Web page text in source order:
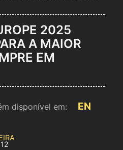
2025
A MAIOR
EM
disponível em: EN